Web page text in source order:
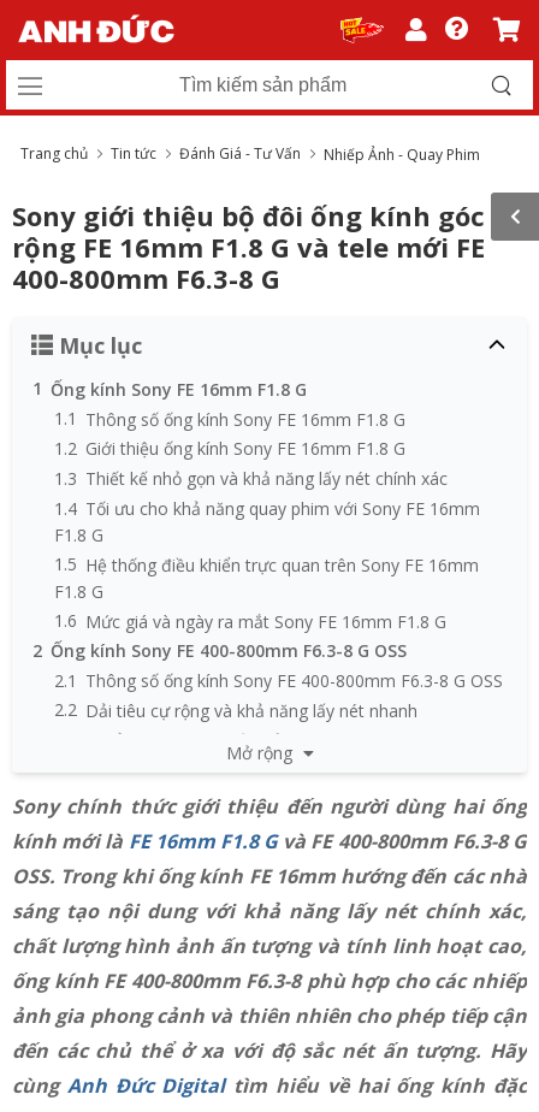
Trang chủ Tin tức Đánh Giá - Tư Vấn Nhiếp Ảnh - Quay Phim
Sony giới thiệu bộ đôi ống kính góc
rộng FE 16mm F1.8 G và tele mới FE
400-800mm F6.3-8 G
Mục lục
1 Ống kính Sony FE 16mm F1.8 G
1.1 Thông số ống kính Sony FE 16mm F1.8 G
1.2 Giới thiệu ống kính Sony FE 16mm F1.8 G
1.3 Thiết kế nhỏ gọn và khả năng lấy nét chính xác
1.4 Tối ưu cho khả năng quay phim với Sony FE 16mm
F1.8 G
1.5 Hệ thống điều khiển trực quan trên Sony FE 16mm
F1.8 G
1.6 Mức giá và ngày ra mắt Sony FE 16mm F1.8 G
2 Ống kính Sony FE 400-800mm F6.3-8 G OSS
2.1 Thông số ống kính Sony FE 400-800mm F6.3-8 G OSS
2.2 Dải tiêu cự rộng và khả năng lấy nét nhanh
Độ ổn định và tính bền bỉ trên Sony FE 400-800mm
Mức giá và ngày ra mắt Sony FE 400-800mm F6.3-8 G
OSS
Mở rộng
Sony chính thức giới thiệu đến người dùng hai ống
kính mới là FE 16mm F1.8 Gvà FE 400-800mm F6.3-8 G
OSS. Trong khi ống kính FE 16mm hướng đến các nhà
sáng tạo nội dung với khả năng lấy nét chính xác,
chất lượng hình ảnh ấn tượng và tính linh hoạt cao,
ống kính FE 400-800mm F6.3-8 phù hợp cho các nhiếp
ảnh gia phong cảnh và thiên nhiên cho phép tiếp cận
đến các chủ thể ở xa với độ sắc nét ấn tượng. Hãy
cùng Anh Đức Digitaltìm hiểu về hai ống kính đặc